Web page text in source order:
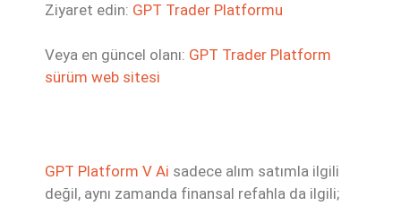
Ziyaret edin: GPT Trader Platformu
Veya en güncel olanı: GPT Trader Platform
sürüm web sitesi
GPT Platform V Ai sadece alım satımla ilgili
değil, aynı zamanda finansal refahla da ilgili;